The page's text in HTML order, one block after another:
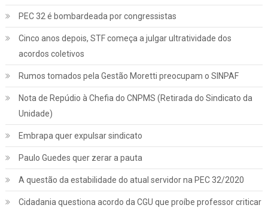
PEC 32 é bombardeada por congressistas
Cinco anos depois, STF começa a julgar ultratividade dos
acordos coletivos
Rumos tomados pela Gestão Moretti preocupam o SINPAF
Nota de Repúdio à Chefia do CNPMS (Retirada do Sindicato da
Unidade)
Embrapa quer expulsar sindicato
Paulo Guedes quer zerar a pauta
A questão da estabilidade do atual servidor na PEC 32/2020
Cidadania questiona acordo da CGU que proíbe professor criticar